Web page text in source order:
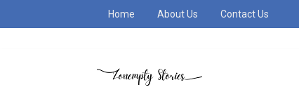
Home About Us Contact Us